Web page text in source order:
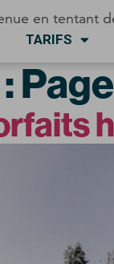
en tentant
TARIFS